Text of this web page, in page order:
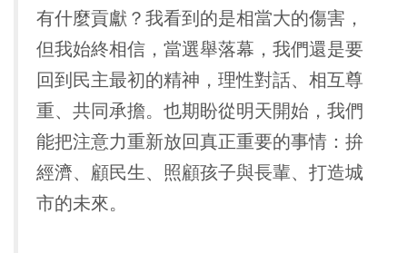
有什麼貢獻？我看到的是相當大的傷害，
但我始終相信，當選舉落幕，我們還是要
回到民主最初的精神，理性對話、相互尊
重、共同承擔。也期盼從明天開始，我們
能把注意力重新放回真正重要的事情：拚
經濟、顧民生、照顧孩子與長輩、打造城
市的未來。